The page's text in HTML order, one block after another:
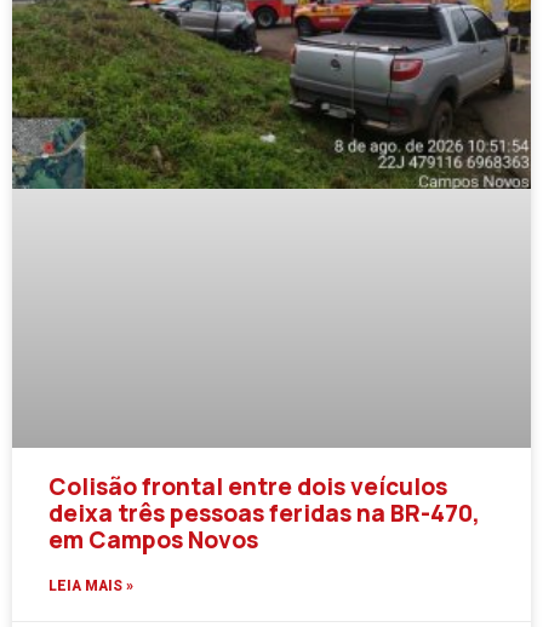
Colisão frontal entre dois veículos
deixa três pessoas feridas na BR-470,
em Campos Novos
LEIA MAIS »